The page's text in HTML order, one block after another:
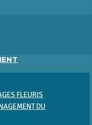
FLEURIS
DU